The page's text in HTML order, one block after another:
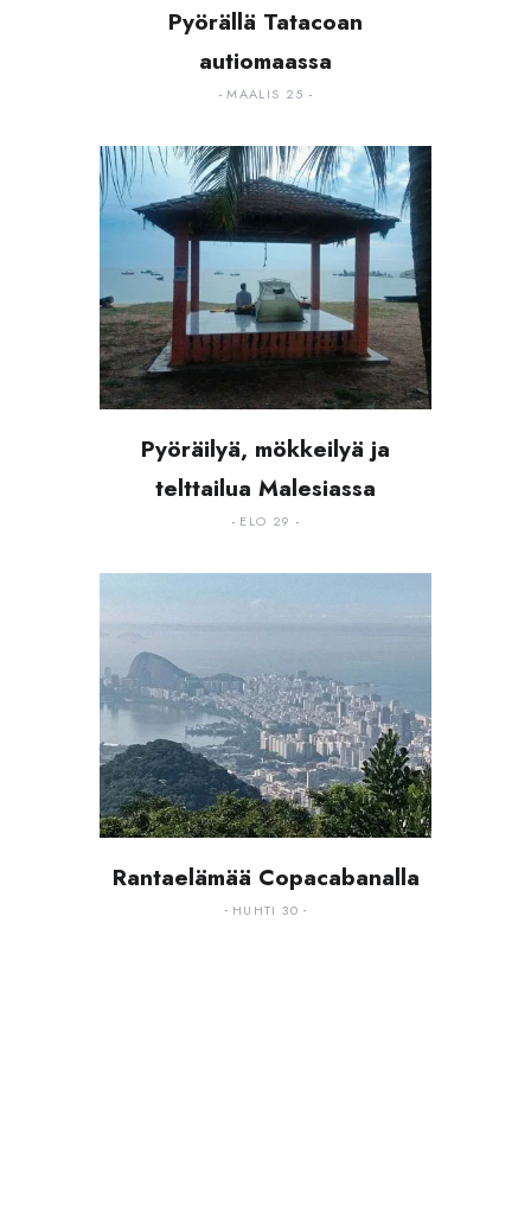
Pyörällä Tatacoan
autiomaassa
MAALIS 25
Pyöräilyä, mökkeilyä ja
telttailua Malesiassa
ELO 29
Rantaelämää Copacabanalla
HUHTI 30